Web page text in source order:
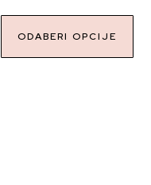
ODABERI OPCIJE